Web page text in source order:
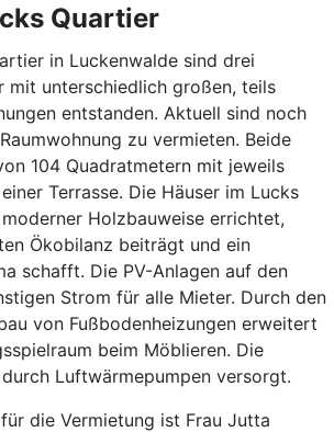
Quartier
in Luckenwalde sind drei
mit unterschiedlich großen, teils
entstanden. Aktuell sind noch
zu vermieten. Beide
104 Quadratmetern mit jeweils
Terrasse. Die Häuser im Lucks
Holzbauweise errichtet,
Ökobilanz beiträgt und ein
schafft. Die PV-Anlagen auf den
Strom für alle Mieter. Durch den
von Fußbodenheizungen erweitert
beim Möblieren. Die
Luftwärmepumpen versorgt.
die Vermietung ist Frau Jutta